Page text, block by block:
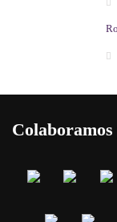
Colaboramos